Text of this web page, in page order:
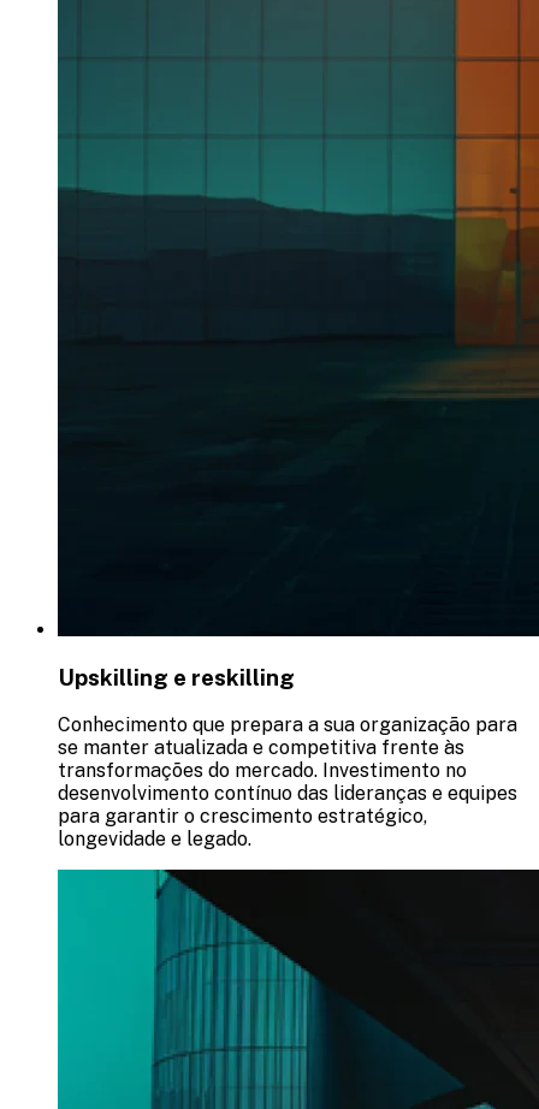
Upskilling e reskilling
Conhecimento que prepara a sua organização para
se manter atualizada e competitiva frente às
transformações do mercado. Investimento no
desenvolvimento contínuo das lideranças e equipes
para garantir o crescimento estratégico,
longevidade e legado.